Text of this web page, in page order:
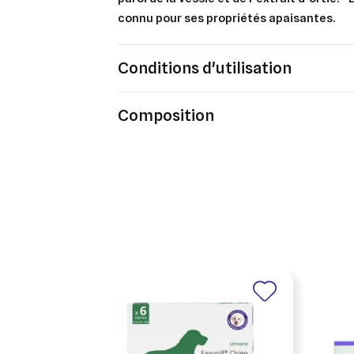
connu pour ses propriétés apaisantes.
Conditions d'utilisation
Composition